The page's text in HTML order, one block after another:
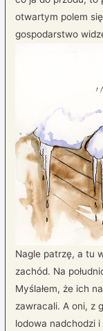
otwartym polem
gospodarstwo
Nagle patrzę, a tu
zachód. Na
Myślałem, że ich
zawracali. A oni, z
lodowa nadchodzi